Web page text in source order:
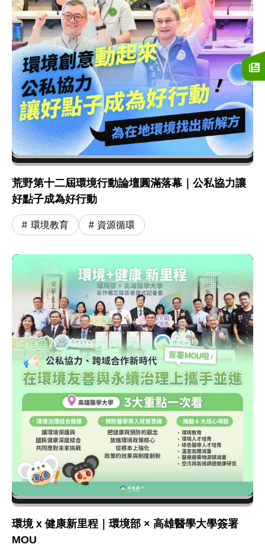
荒野第十二屆環境行動論壇圓滿落幕｜公私協力讓
好點子成為好行動
環境教育 資源循環
環境 x 健康新里程｜環境部 × 高雄醫學大學簽署
MOU